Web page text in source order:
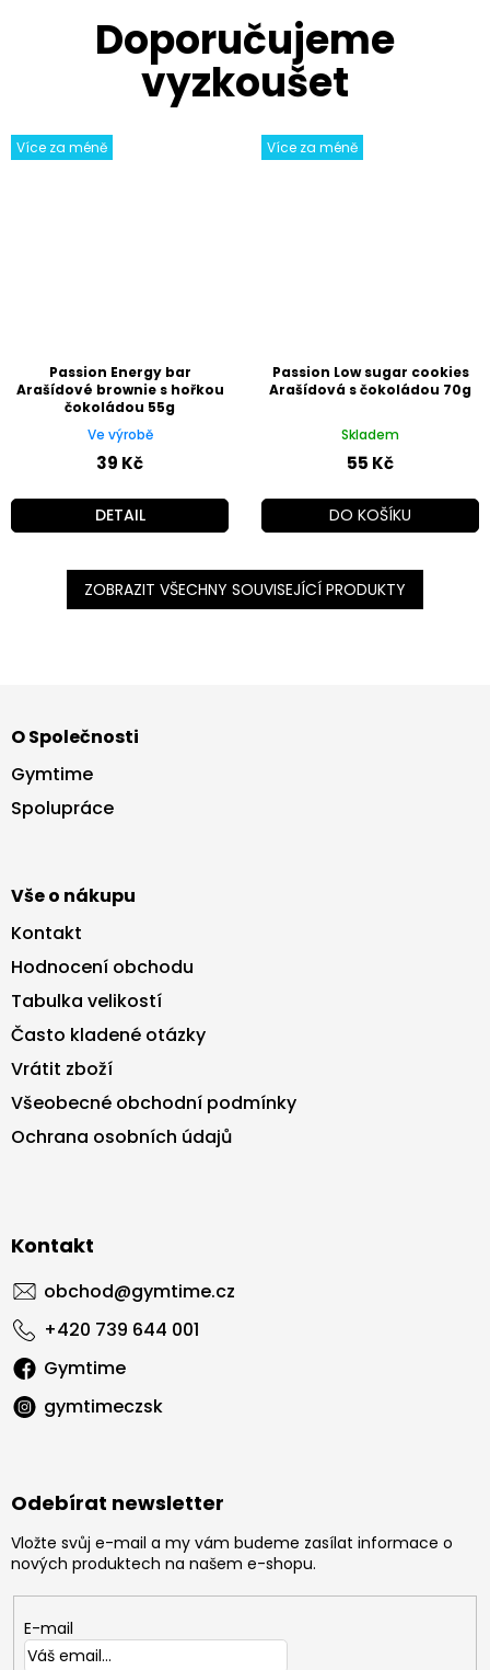
Více za méně
Passion Energy bar
Arašídové brownie s hořkou
čokoládou 55g
Ve výrobě
39 Kč
DETAIL
Více za méně
Passion Low sugar cookies
Arašídová s čokoládou 70g
Skladem
55 Kč
DO KOŠÍKU
ZOBRAZIT VŠECHNY SOUVISEJÍCÍ PRODUKTY
p
a
O Společnosti
Gymtime
Spolupráce
Vše o nákupu
Kontakt
Hodnocení obchodu
Tabulka velikostí
Často kladené otázky
Vrátit zboží
Všeobecné obchodní podmínky
Ochrana osobních údajů
Kontakt
obchod@gymtime.cz
+420 739 644 001
Gymtime
gymtimeczsk
Odebírat newsletter
Vložte svůj e-mail a my vám budeme zasílat informace o
nových produktech na našem e-shopu.
E-mail